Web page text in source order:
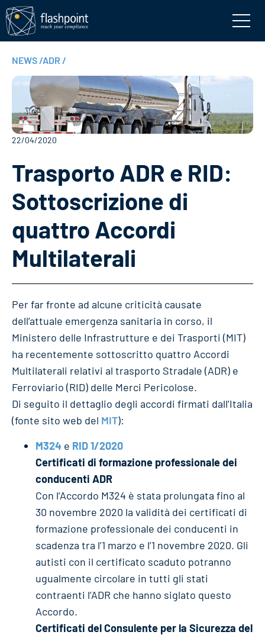
NEWS /ADR /
22/04/2020
Trasporto ADR e RID:
Sottoscrizione di
quattro Accordi
Multilaterali
Per far fronte ad alcune criticità causate
dell’attuale emergenza sanitaria in corso, il
Ministero delle Infrastrutture e dei Trasporti (MIT)
ha recentemente sottoscritto quattro Accordi
Multilaterali relativi al trasporto Stradale (ADR) e
Ferroviario (RID) delle Merci Pericolose.
Di seguito il dettaglio degli accordi firmati dall’Italia
(fonte sito web del MIT):
M324 e RID 1/2020
Certificati di formazione professionale dei
conducenti ADR
Con l’Accordo M324 è stata prolungata fino al
30 novembre 2020 la validità dei certificati di
formazione professionale dei conducenti in
scadenza tra l’1 marzo e l’1 novembre 2020. Gli
autisti con il certificato scaduto potranno
ugualmente circolare in tutti gli stati
contraenti l’ADR che hanno siglato questo
Accordo.
Certificati del Consulente per la Sicurezza del